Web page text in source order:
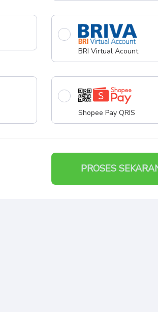
BRI Virtual Acount
Shopee Pay QRIS
PROSES